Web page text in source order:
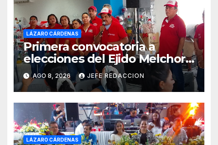
LÁZARO CÁRDENAS
Primera convocatoria a
elecciones del Ejido Melchor
Ocampo en Lázaro Cárdenas
el domingo
AGO 8, 2026 JEFE REDACCION
LÁZARO CÁRDENAS